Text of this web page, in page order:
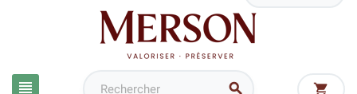
  